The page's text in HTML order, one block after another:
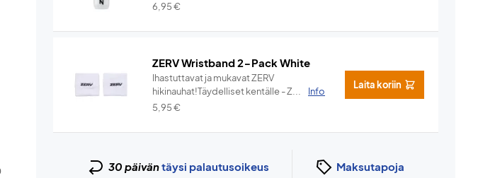
6,95€
ZERV Wristband 2-Pack White
Ihastuttavat ja mukavat ZERV
hikinauhat!Täydelliset kentälle - Z...
Info
5,95€
Laita koriin
30 päiväntäysi palautusoikeus Maksutapoja